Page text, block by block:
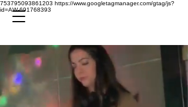
753795093861203 https://www.googletagmanager.com/gtag/js?
id=AW-691768393